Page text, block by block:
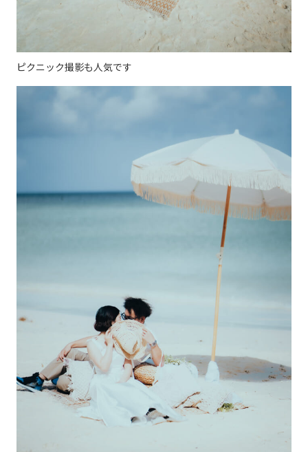
ピクニック撮影も人気です